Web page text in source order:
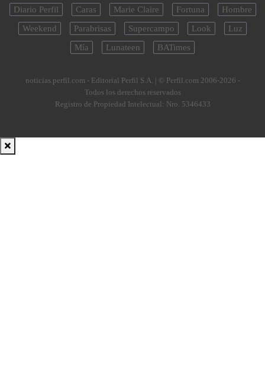
Diario Perfil Caras Marie Claire Fortuna
Hombre
Weekend
Parabrisas Supercampo Look
Luz
Mía
Lunateen BATimes
noticias.perfil.com - Editorial Perfil S.A. | © Perfil.com 2006-2026 -
Todos los derechos reservados
Registro de Propiedad Intelectual: Nro. 5346433